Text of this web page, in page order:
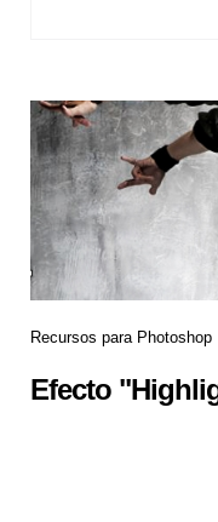
Recursos para Photoshop
Efecto